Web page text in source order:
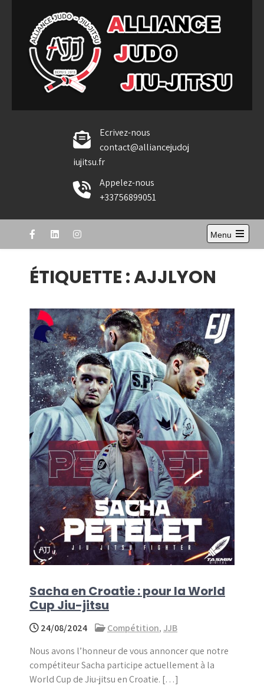
content
Alliance Judo Jiu-jitsu
Ecrivez-nous
contact@alliancejudoj
iujitsu.fr
Appelez-nous
+33756899051
Menu
Open
ÉTIQUETTE :AJJLYON
Sacha en Croatie : pour la World
Cup Jiu-jitsu
24/08/2024 Compétition, JJB
Nous avons l’honneur de vous annoncer que notre
compétiteur Sacha participe actuellement à la
World Cup de Jiu-jitsu en Croatie. […]